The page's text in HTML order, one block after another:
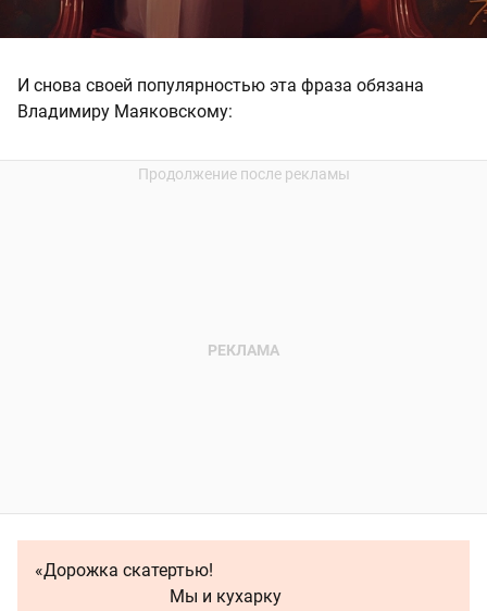
И снова своей популярностью эта фраза обязана
Владимиру Маяковскому:
«Дорожка скатертью!
Мы и кухарку